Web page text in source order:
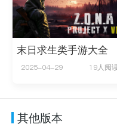
末日求生类手游大全
2025-04-29 19人阅
其他版本